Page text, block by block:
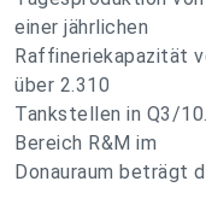
einer jährlichen
Raffineriekapazität
über 2.310
Tankstellen in Q3/
Bereich R&M im
Donauraum beträgt